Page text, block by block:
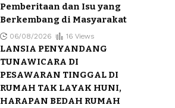
Pemberitaan dan Isu yang
Berkembang di Masyarakat
06/08/2026 16 Views
LANSIA PENYANDANG
TUNAWICARA DI
PESAWARAN TINGGAL DI
RUMAH TAK LAYAK HUNI,
HARAPAN BEDAH RUMAH